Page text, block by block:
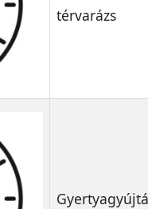
térvarázs